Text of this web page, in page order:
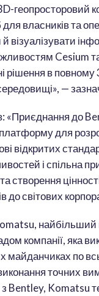
геопросторовий
власників та
візуалізувати
Cesium
в повному
—
«Приєднання до
для
відкритих
і спільна
створення
до світових
найбільший
компанії, яка
майданчиках по
точних
з Bentley,